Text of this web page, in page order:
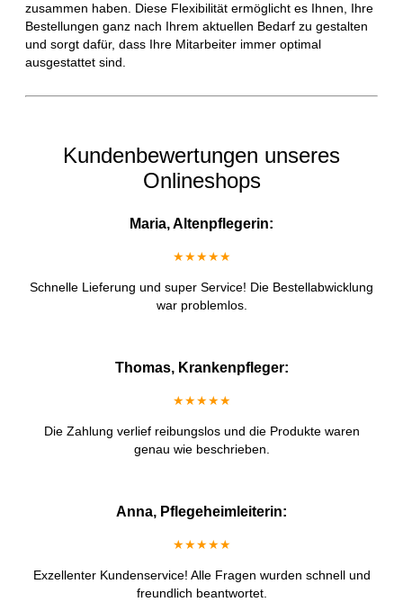
zusammen haben. Diese Flexibilität ermöglicht es Ihnen, Ihre
Bestellungen ganz nach Ihrem aktuellen Bedarf zu gestalten
und sorgt dafür, dass Ihre Mitarbeiter immer optimal
ausgestattet sind.
Kundenbewertungen unseres
Onlineshops
Maria, Altenpflegerin:
★★★★★
Schnelle Lieferung und super Service! Die Bestellabwicklung
war problemlos.
Thomas, Krankenpfleger:
★★★★★
Die Zahlung verlief reibungslos und die Produkte waren
genau wie beschrieben.
Anna, Pflegeheimleiterin:
★★★★★
Exzellenter Kundenservice! Alle Fragen wurden schnell und
freundlich beantwortet.